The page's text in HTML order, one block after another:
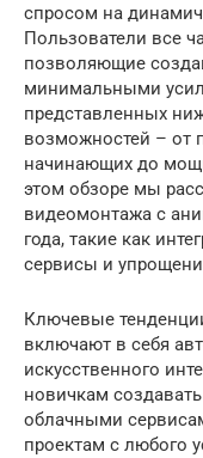
спросом на
Пользователи все
позволяющие
минимальными
представленных
возможностей – от
начинающих до
этом обзоре мы
видеомонтажа с
года, такие как
сервисы и
Ключевые
включают в себя
искусственного
новичкам
облачными
проектам с любого